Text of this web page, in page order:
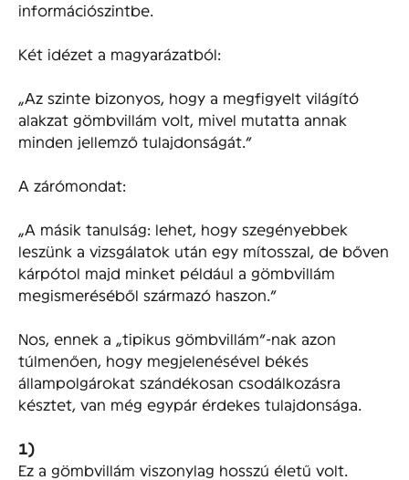
információszintbe.
Két idézet a magyarázatból:
„Az szinte bizonyos, hogy a megfigyelt világító
alakzat gömbvillám volt, mivel mutatta annak
minden jellemző tulajdonságát.”
A zárómondat:
„A másik tanulság: lehet, hogy szegényebbek
leszünk a vizsgálatok után egy mítosszal, de bőven
kárpótol majd minket például a gömbvillám
megismeréséből származó haszon.”
Nos, ennek a „tipikus gömbvillám”-nak azon
túlmenően, hogy megjelenésével békés
állampolgárokat szándékosan csodálkozásra
késztet, van még egypár érdekes tulajdonsága.
1)
Ez a gömbvillám viszonylag hosszú életű volt.